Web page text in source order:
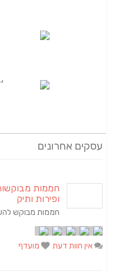
עסקים אחרונים
חממות
ופירות ותיק
חממות מבוקש
אין חוות דעת מועדף